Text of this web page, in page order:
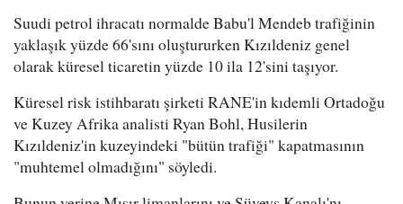
Suudi petrol ihracatı normalde Babu'l Mendeb trafiğinin
yaklaşık yüzde 66'sını oluştururken Kızıldeniz genel
olarak küresel ticaretin yüzde 10 ila 12'sini taşıyor.
Küresel risk istihbaratı şirketi RANE'in kıdemli Ortadoğu
ve Kuzey Afrika analisti Ryan Bohl, Husilerin
Kızıldeniz'in kuzeyindeki "bütün trafiği" kapatmasının
"muhtemel olmadığını" söyledi.